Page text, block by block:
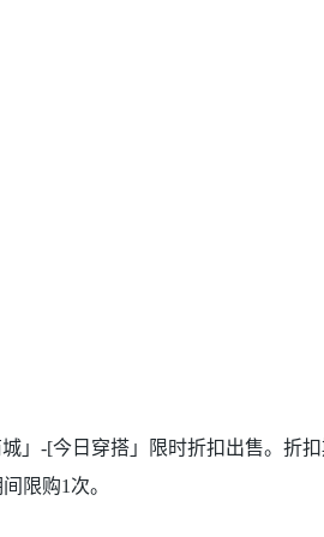
」-[今日穿搭」限时折扣出售。折
限购1次。